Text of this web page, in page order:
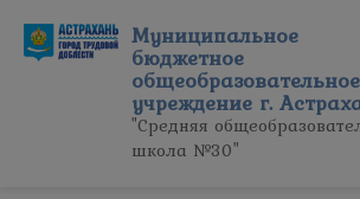
контенту
Муниципальное
бюджетное
общеобразовательное
учреждение г.
"Средняя
школа №30"